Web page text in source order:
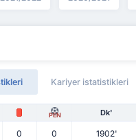
Kariyer istatistikleri
PEN Dk'
0 0 1902'